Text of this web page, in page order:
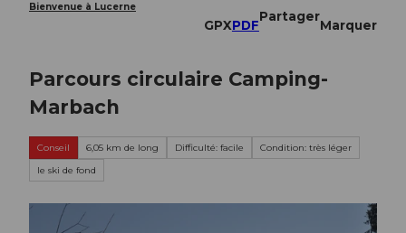
Bienvenue à Lucerne
GPXPDF
Partager
Marquer
Parcours circulaire Camping-
Marbach
Conseil 6,05 km de long Difficulté: facile
Condition: très léger
le ski de fond